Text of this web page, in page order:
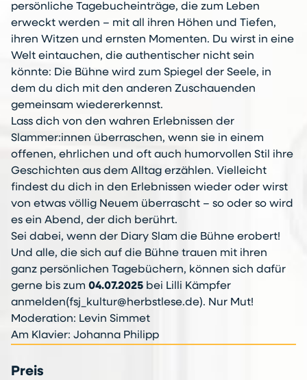
persönliche Tagebucheinträge, die zum Leben
erweckt werden – mit all ihren Höhen und Tiefen,
ihren Witzen und ernsten Momenten. Du wirst in eine
Welt eintauchen, die authentischer nicht sein
könnte: Die Bühne wird zum Spiegel der Seele, in
dem du dich mit den anderen Zuschauenden
gemeinsam wiedererkennst.
Lass dich von den wahren Erlebnissen der
Slammer:innen überraschen, wenn sie in einem
offenen, ehrlichen und oft auch humorvollen Stil ihre
Geschichten aus dem Alltag erzählen. Vielleicht
findest du dich in den Erlebnissen wieder oder wirst
von etwas völlig Neuem überrascht – so oder so wird
es ein Abend, der dich berührt.
Sei dabei, wenn der Diary Slam die Bühne erobert!
Und alle, die sich auf die Bühne trauen mit ihren
ganz persönlichen Tagebüchern, können sich dafür
gerne bis zum 04.07.2025 bei Lilli Kämpfer
anmelden(fsj_kultur@herbstlese.de). Nur Mut!
Moderation: Levin Simmet
Am Klavier: Johanna Philipp
Preis